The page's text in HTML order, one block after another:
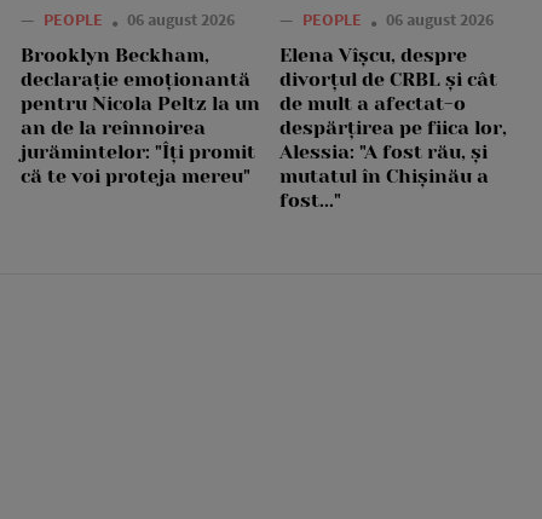
— PEOPLE 06 august 2026
Brooklyn Beckham,
declarație emoționantă
pentru Nicola Peltz la un
an de la reînnoirea
jurămintelor: "Îți promit
că te voi proteja mereu"
— PEOPLE 06 august 2026
Elena Vîșcu, despre
divorțul de CRBL și cât
de mult a afectat-o
despărțirea pe fiica lor,
Alessia: "A fost rău, și
mutatul în Chișinău a
fost..."